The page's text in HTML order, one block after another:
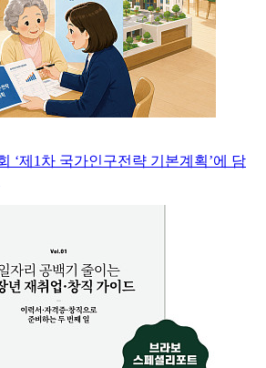
‘제1차 국가인구전략 기본계획’에 담